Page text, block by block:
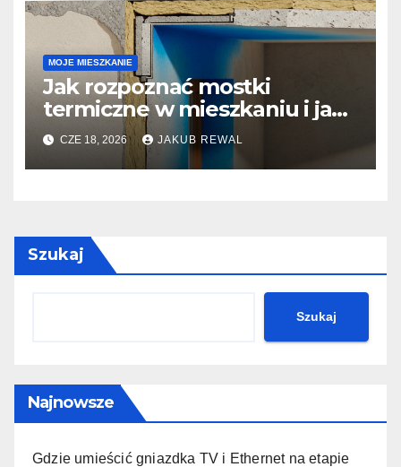
MOJE MIESZKANIE
Jak rozpoznać mostki
termiczne w mieszkaniu i jak
zgłosić problem wspólnocie.
CZE 18, 2026 JAKUB REWAL
Szukaj
Szukaj
Najnowsze
Gdzie umieścić gniazdka TV i Ethernet na etapie